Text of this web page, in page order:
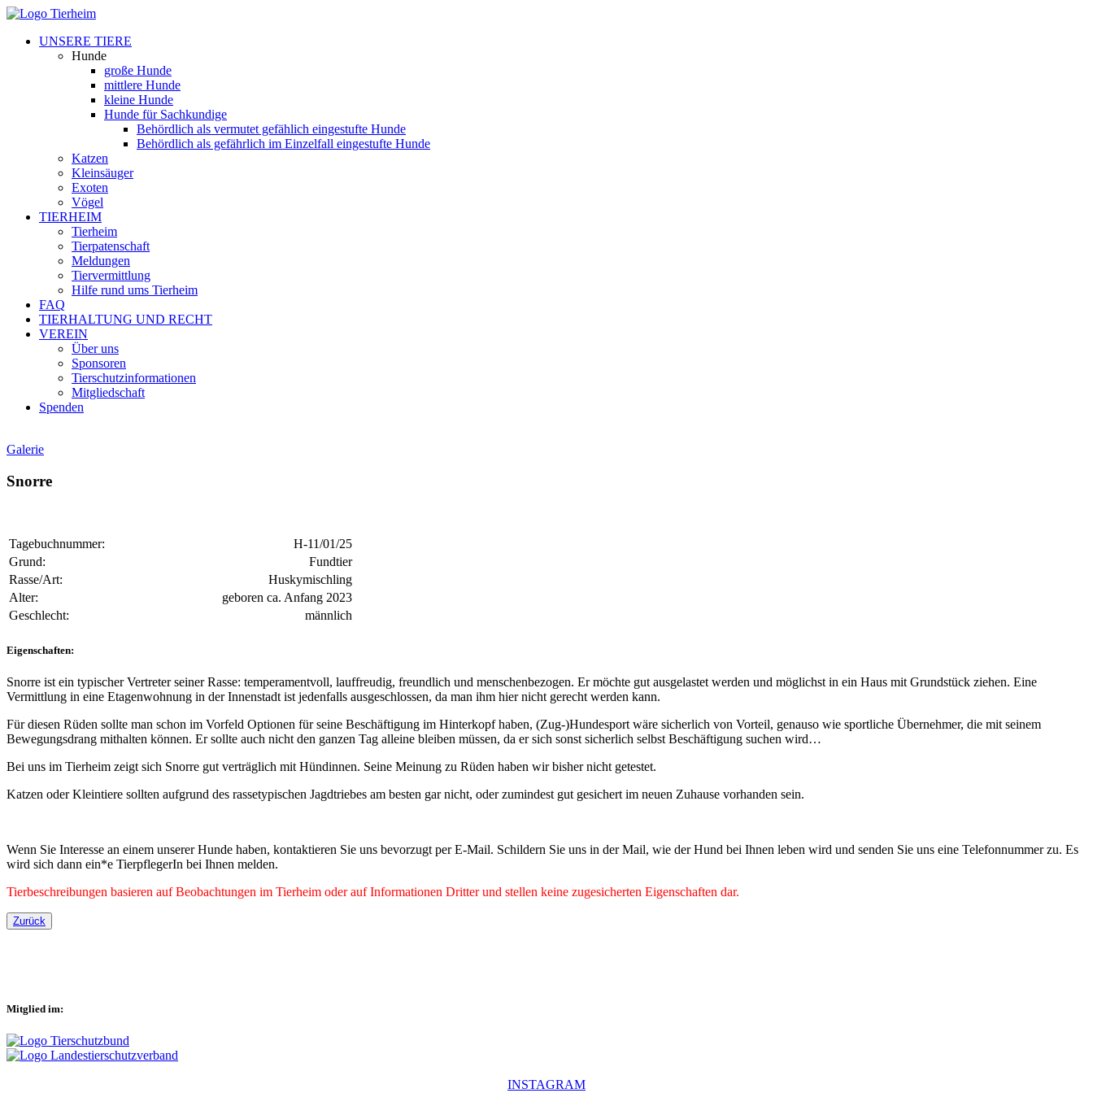
UNSERE TIERE
Hunde
große Hunde
mittlere Hunde
kleine Hunde
Hunde für Sachkundige
Behördlich als vermutet gefählich eingestufte Hunde
Behördlich als gefährlich im Einzelfall eingestufte Hunde
Katzen
Kleinsäuger
Exoten
Vögel
TIERHEIM
Tierheim
Tierpatenschaft
Meldungen
Tiervermittlung
Hilfe rund ums Tierheim
FAQ
TIERHALTUNG UND RECHT
VEREIN
Über uns
Sponsoren
Tierschutzinformationen
Mitgliedschaft
Spenden
Galerie
Snorre
Tagebuchnummer:
H-11/01/25
Grund:
Fundtier
Rasse/Art:
Huskymischling
Alter:
geboren ca. Anfang 2023
Geschlecht:
männlich
Eigenschaften:
Snorre ist ein typischer Vertreter seiner Rasse: temperamentvoll, lauffreudig, freundlich und menschenbezogen. Er möchte gut ausgelastet werden und möglichst in ein Haus mit Grundstück ziehen. Eine
Vermittlung in eine Etagenwohnung in der Innenstadt ist jedenfalls ausgeschlossen, da man ihm hier nicht gerecht werden kann.
Für diesen Rüden sollte man schon im Vorfeld Optionen für seine Beschäftigung im Hinterkopf haben, (Zug-)Hundesport wäre sicherlich von Vorteil, genauso wie sportliche Übernehmer, die mit seinem
Bewegungsdrang mithalten können. Er sollte auch nicht den ganzen Tag alleine bleiben müssen, da er sich sonst sicherlich selbst Beschäftigung suchen wird…
Bei uns im Tierheim zeigt sich Snorre gut verträglich mit Hündinnen. Seine Meinung zu Rüden haben wir bisher nicht getestet.
Katzen oder Kleintiere sollten aufgrund des rassetypischen Jagdtriebes am besten gar nicht, oder zumindest gut gesichert im neuen Zuhause vorhanden sein.
Wenn Sie Interesse an einem unserer Hunde haben, kontaktieren Sie uns bevorzugt per E-Mail. Schildern Sie uns in der Mail, wie der Hund bei Ihnen leben wird und senden Sie uns eine Telefonnummer zu. Es
wird sich dann ein*e TierpflegerIn bei Ihnen melden.
Tierbeschreibungen basieren auf Beobachtungen im Tierheim oder auf Informationen Dritter und stellen keine zugesicherten Eigenschaften dar.
Zurück
Mitglied im:
INSTAGRAM